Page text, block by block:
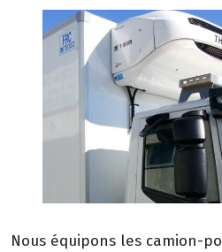
Nous équipons les camion-